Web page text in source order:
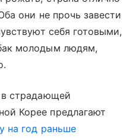
они не прочь завести
себя готовыми,
молодым людям,
в страдающей
Корее предлагают
на год раньше